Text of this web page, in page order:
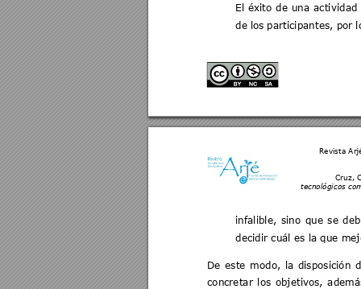
El éxito de una actividad
de los participantes, por
Revista
Cruz,
tecnológicos
infalible, sino que se
decidir cuál es la que m
De este modo, la disposición
concretar los objetivos,